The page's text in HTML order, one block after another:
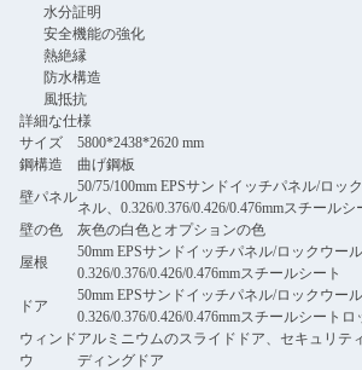
水分証明
安全機能の強化
熱絶縁
防水構造
風抵抗
詳細な仕様
サイズ
5800*2438*2620 mm
鋼構造
曲げ鋼板
壁パネル
50/75/100mm EPSサンドイッチパネル/ロッ
ネル、0.326/0.376/0.426/0.476mmスチール
壁の色
灰色の白色とオプションの色
屋根
50mm EPSサンドイッチパネル/ロックウー
0.326/0.376/0.426/0.476mmスチールシート
ドア
50mm EPSサンドイッチパネル/ロックウー
0.326/0.376/0.426/0.476mmスチールシート
ウィンド
ウ
アルミニウムのスライドドア、セキュリテ
ディングドア